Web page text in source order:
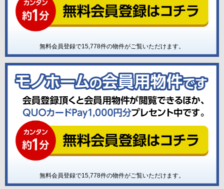
無料会員登録で15,778件の物件がご覧いただけます。
無料会員登録で15,778件の物件がご覧いただけます。